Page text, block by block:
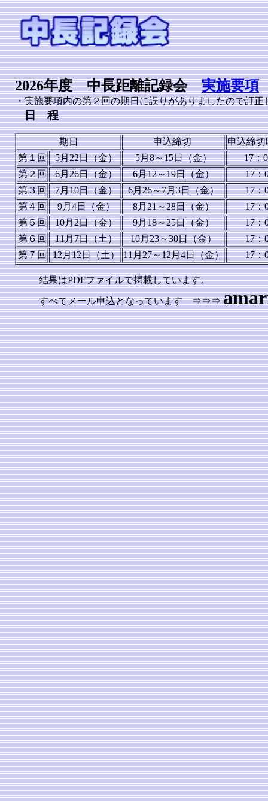
2026年度 中長距離記録会実施要項
・実施要項内の第２回の期日に誤りがありましたので訂正
日 程
期日 申込締切
申込締
第１回 5月22日（金） 5月8～15日（金）
17：
第２回 6月26日（金） 6月12～19日（金）
17：
第３回 7月10日（金） 6月26～7月3日（金）
17：
第４回
9月4日（金） 8月21～28日（金）
17：
第５回 10月2日（金） 9月18～25日（金）
17：
第６回 11月7日（土） 10月23～30日（金）
17：
第７回 12月12日（土） 11月27～12月4日（金） 17：
結果はPDFファイルで掲載しています。
すべてメール申込となっています ⇒⇒⇒